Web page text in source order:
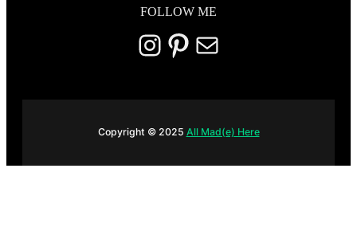
FOLLOW ME
Instagram Pinterest E-mail
Copyright © 2025 All Mad(e) Here